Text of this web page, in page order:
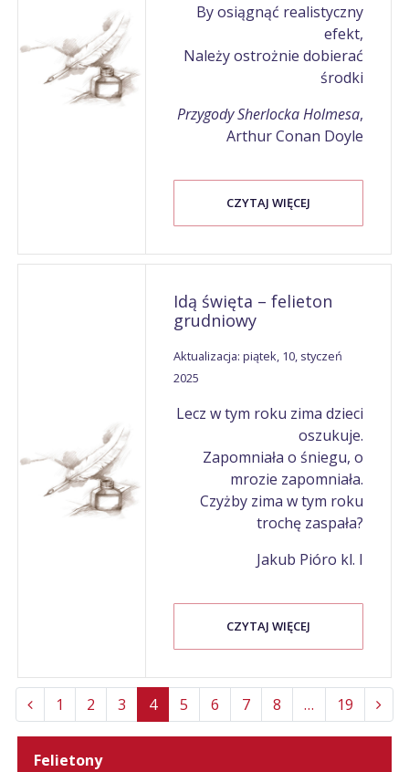
By osiągnąć realistyczny
efekt,
Należy ostrożnie dobierać
środki
Przygody Sherlocka Holmesa,
Arthur Conan Doyle
CZYTAJ WIĘCEJ
Idą święta – felieton
grudniowy
Aktualizacja: piątek, 10, styczeń
2025
Lecz w tym roku zima dzieci
oszukuje.
Zapomniała o śniegu, o
mrozie zapomniała.
Czyżby zima w tym roku
trochę zaspała?
Jakub Pióro kl. I
CZYTAJ WIĘCEJ
1 2 3 4 5 6 7 8 … 19
Felietony